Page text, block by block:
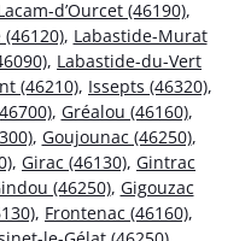
d’Ourcet (46190),
, Labastide-Murat
, Labastide-du-Vert
(46210), Issepts (46320),
, Gréalou (46160),
, Goujounac (46250),
, Girac (46130), Gintrac
(46250), Gigouzac
, Frontenac (46160),